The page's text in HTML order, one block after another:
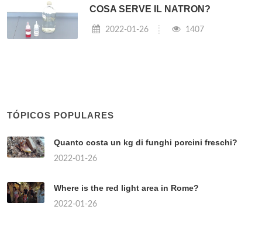
COSA SERVE IL NATRON?
2022-01-26 1407
TÓPICOS POPULARES
Quanto costa un kg di funghi porcini freschi?
2022-01-26
Where is the red light area in Rome?
2022-01-26